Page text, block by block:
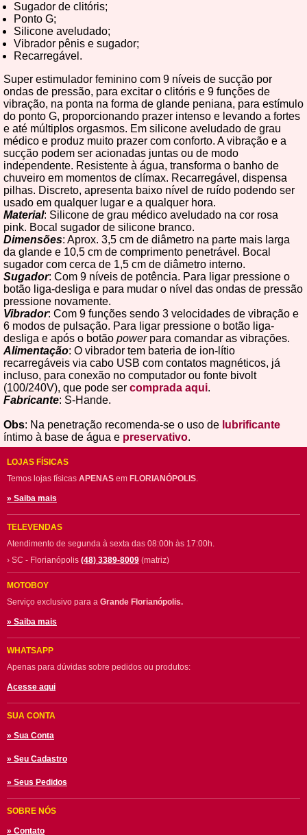
Sugador de clitóris;
Ponto G;
Silicone aveludado;
Vibrador pênis e sugador;
Recarregável.
Super estimulador feminino com 9 níveis de sucção por
ondas de pressão, para excitar o clitóris e 9 funções de
vibração, na ponta na forma de glande peniana, para estímulo
do ponto G, proporcionando prazer intenso e levando a fortes
e até múltiplos orgasmos. Em silicone aveludado de grau
médico e produz muito prazer com conforto. A vibração e a
sucção podem ser acionadas juntas ou de modo
independente. Resistente à água, transforma o banho de
chuveiro em momentos de clímax. Recarregável, dispensa
pilhas. Discreto, apresenta baixo nível de ruído podendo ser
usado em qualquer lugar e a qualquer hora.
Material: Silicone de grau médico aveludado na cor rosa
pink. Bocal sugador de silicone branco.
Dimensões: Aprox. 3,5 cm de diâmetro na parte mais larga
da glande e 10,5 cm de comprimento penetrável. Bocal
sugador com cerca de 1,5 cm de diâmetro interno.
Sugador: Com 9 níveis de potência. Para ligar pressione o
botão liga-desliga e para mudar o nível das ondas de pressão
pressione novamente.
Vibrador: Com 9 funções sendo 3 velocidades de vibração e
6 modos de pulsação. Para ligar pressione o botão liga-
desliga e após o botão powerpara comandar as vibrações.
Alimentação: O vibrador tem bateria de ion-lítio
recarregáveis via cabo USB com contatos magnéticos, já
incluso, para conexão no computador ou fonte bivolt
(100/240V), que pode ser comprada aqui.
Fabricante: S-Hande.
Obs: Na penetração recomenda-se o uso de lubrificante
íntimo à base de água e preservativo.
LOJAS FÍSICAS
Temos lojas físicas APENAS em FLORIANÓPOLIS.
» Saiba mais
TELEVENDAS
Atendimento de segunda à sexta das 08:00h às 17:00h.
› SC - Florianópolis (48) 3389-8009 (matriz)
MOTOBOY
Serviço exclusivo para a Grande Florianópolis.
» Saiba mais
WHATSAPP
Apenas para dúvidas sobre pedidos ou produtos:
Acesse aqui
SUA CONTA
» Sua Conta
» Seu Cadastro
» Seus Pedidos
SOBRE NÓS
» Contato